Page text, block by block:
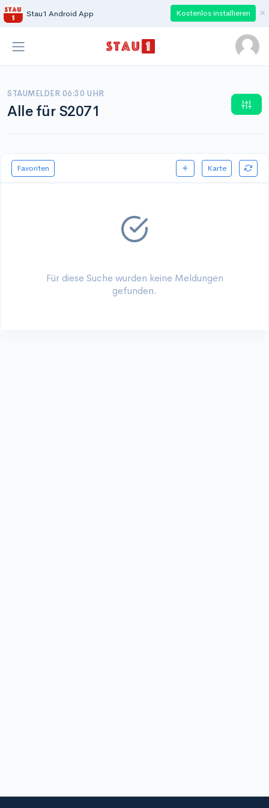
Stau1 Android App Kostenlos installieren ×
STAUMELDER 06:30 UHR
Alle für S2071
Favoriten Karte
Für diese Suche wurden keine Meldungen
gefunden.